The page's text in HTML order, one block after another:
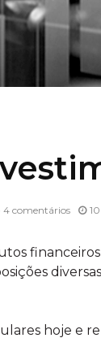
4 comentários
hoje e